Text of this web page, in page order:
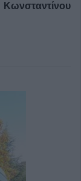
Κωνσταντίνου